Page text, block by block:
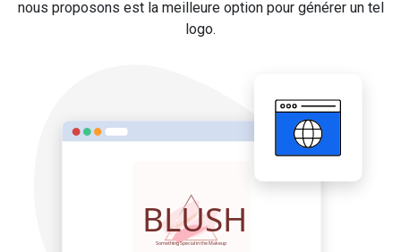
nous proposons est la meilleure option pour générer un tel
logo.